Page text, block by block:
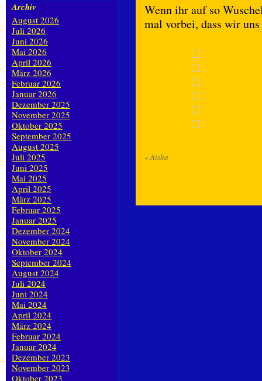
Wenn ihr auf so
mal vorbei, dass wir
«Aisha
Archiv
August 2026
Juli 2026
Juni 2026
Mai 2026
April 2026
März 2026
Februar 2026
Januar 2026
Dezember 2025
November 2025
Oktober 2025
September 2025
August 2025
Juli 2025
Juni 2025
Mai 2025
April 2025
März 2025
Februar 2025
Januar 2025
Dezember 2024
November 2024
Oktober 2024
September 2024
August 2024
Juli 2024
Juni 2024
Mai 2024
April 2024
März 2024
Februar 2024
Januar 2024
Dezember 2023
November 2023
Oktober 2023